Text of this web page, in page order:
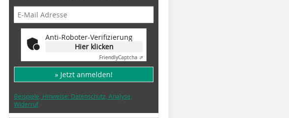
Anti-Roboter-Verifizierung
Hier klicken
FriendlyCaptcha ⇗
» Jetzt anmelden!
Beispiele, Hinweise: Datenschutz, Analyse,
Widerruf